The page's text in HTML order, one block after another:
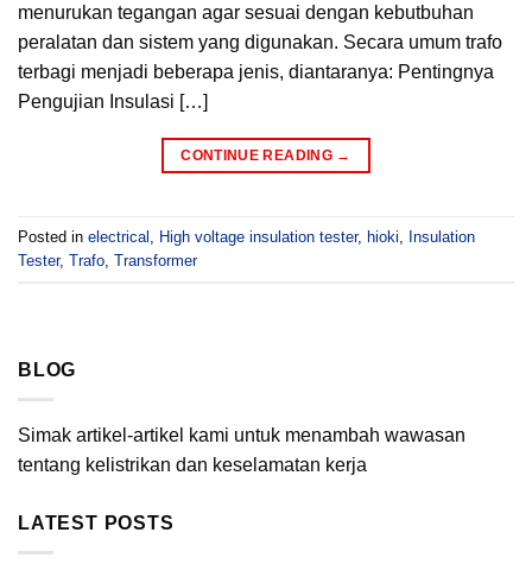
menurukan tegangan agar sesuai dengan kebutbuhan
peralatan dan sistem yang digunakan. Secara umum trafo
terbagi menjadi beberapa jenis, diantaranya: Pentingnya
Pengujian Insulasi […]
CONTINUE READING →
Posted in electrical High voltage insulation tester, hioki
Insulation
Tester, Trafo Transformer
BLOG
Simak artikel-artikel kami untuk menambah wawasan
tentang kelistrikan dan keselamatan kerja
LATEST POSTS